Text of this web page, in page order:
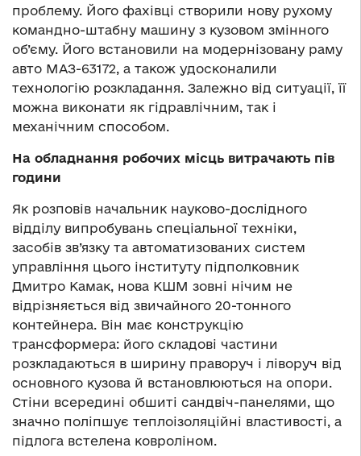
проблему. Його фахівці створили нову рухому
командно-штабну машину з кузовом змінного
об’єму. Його встановили на модернізовану раму
авто МАЗ-63172, а також удосконалили
технологію розкладання. Залежно від ситуації, її
можна виконати як гідравлічним, так і
механічним способом.
На обладнання робочих місць витрачають пів
години
Як розповів начальник науково-дослідного
відділу випробувань спеціальної техніки,
засобів зв’язку та автоматизованих систем
управління цього інституту підполковник
Дмитро Камак, нова КШМ зовні нічим не
відрізняється від звичайного 20-тонного
контейнера. Він має конструкцію
трансформера: його складові частини
розкладаються в ширину праворуч і ліворуч від
основного кузова й встановлюються на опори.
Стіни всередині обшиті сандвіч-панелями, що
значно поліпшує теплоізоляційні властивості, а
підлога встелена ковроліном.